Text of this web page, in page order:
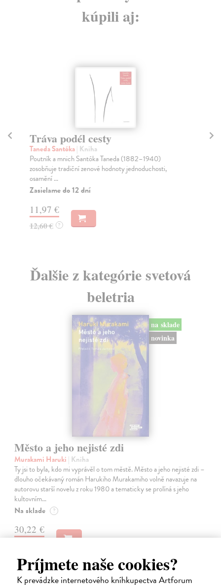
Príjmete naše cookies?
K prevádzke internetového kníhkupectva Artforum
kúpili aj:
Tráva podél cesty
Taneda Santóka| Kniha
Poutník a mnich Santóka Taneda (1882–1940)
zosobňuje tradiční zenové hodnoty jednoduchosti,
osamění ...
Zasielame do 12 dní
11,97 €
12,60 € ?
Ďalšie z kategórie svetová
beletria
na sklade
novinka
Město a jeho nejisté zdi
Murakami Haruki | Kniha
Ty jsi to byla, kdo mi vyprávěl o tom městě. Město a jeho nejisté zdi –
dlouho očekávaný román Harukiho Murakamiho volně navazuje na
autorovu starší novelu z roku 1980 a tematicky se prolíná s jeho
kultovním…
Na sklade ?
30,22 €
na sklade